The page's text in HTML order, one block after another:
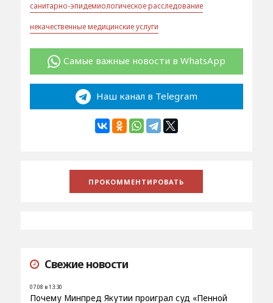
санитарно-эпидемиологическое расследование
некачественные медицинские услуги
Самые важные новости в WhatsApp
Наш канал в Telegram
Свежие новости
07.08 в 13:30
Почему Минпред Якутии проиграл суд «Пенной